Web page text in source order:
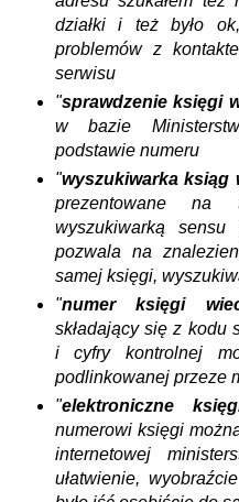
działki i też było
problemów z
serwisu
"sprawdzenie księgi
w bazie
podstawie numeru
"wyszukiwarka ksiąg
prezentowane
wyszukiwarką
pozwala na
samej księgi,
"numer księgi
składający się z kodu
i cyfry kontrolnej
podlinkowanej przeze
"elektroniczne
numerowi księgi
internetowej
ułatwienie,